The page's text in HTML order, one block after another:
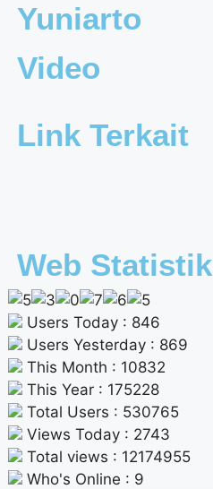
Yuniarto
Video
Link Terkait
Web Statistik
Users Today : 846
Users Yesterday : 869
This Month : 10832
This Year : 175228
Total Users : 530765
Views Today : 2743
Total views : 12174955
Who's Online : 9